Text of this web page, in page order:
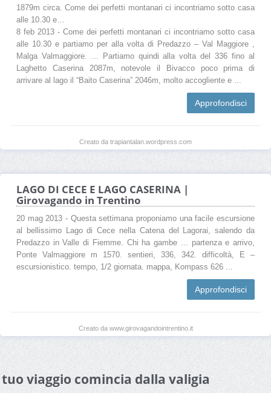
1879m circa. Come dei perfetti montanari ci incontriamo sotto casa
alle 10.30 e…
8 feb 2013 - Come dei perfetti montanari ci incontriamo sotto casa
alle 10.30 e partiamo per alla volta di Predazzo – Val Maggiore ,
Malga Valmaggiore. ... Partiamo quindi alla volta del 336 fino al
Laghetto Caserina 2087m, notevole il Bivacco poco prima di
arrivare al lago il “Baito Caserina” 2046m, molto accogliente e ...
Approfondisci
Creato da trapiantalan.wordpress.com
LAGO DI CECE E LAGO CASERINA |
Girovagando in Trentino
20 mag 2013 - Questa settimana proponiamo una facile escursione
al bellissimo Lago di Cece nella Catena del Lagorai, salendo da
Predazzo in Valle di Fiemme. Chi ha gambe ... partenza e arrivo,
Ponte Valmaggiore m 1570. sentieri, 336, 342. difficoltà, E –
escursionistico. tempo, 1/2 giornata. mappa, Kompass 626 ...
Approfondisci
Creato da www.girovagandointrentino.it
viaggio comincia dalla valigia